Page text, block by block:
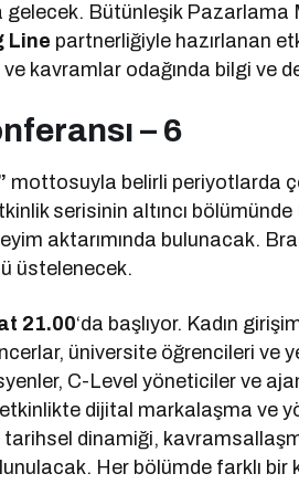
gelecek. Bütünleşik Pazarlama
Line partnerliğiyle hazırlanan
kavramlar odağında bilgi ve
– 6
mottosuyla belirli periyotlarda
serisinin altıncı
aktarımında bulunacak.
üstelenecek.
21.00‘da başlıyor. Kadın
üniversite öğrencileri ve
C-Level yöneticiler ve
dijital markalaşma ve
dinamiği,
Her bölümde farklı